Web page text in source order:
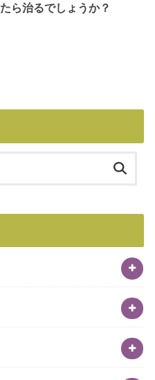
たら治るでしょうか？